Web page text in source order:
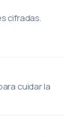
cifradas.
cuidar la